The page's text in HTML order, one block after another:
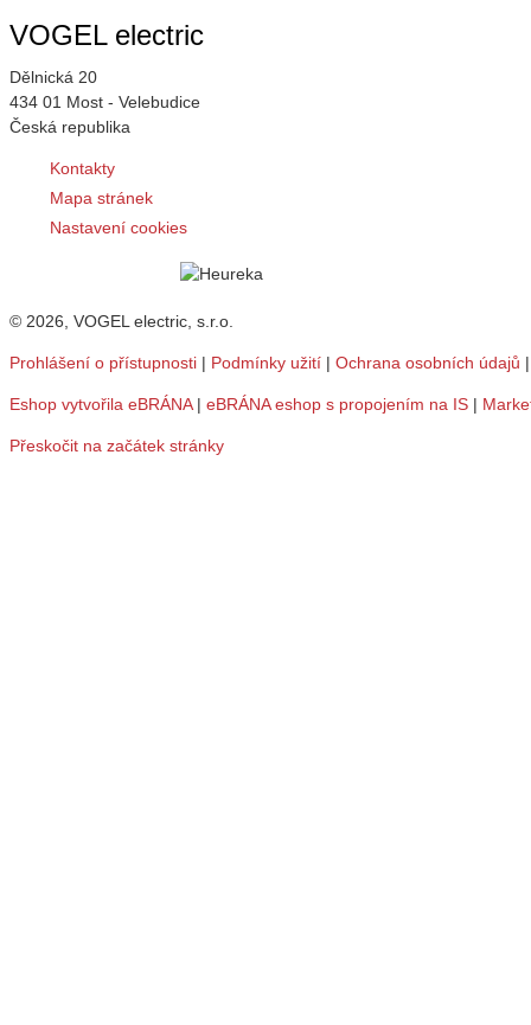
VOGEL electric
Dělnická 20
434 01 Most - Velebudice
Česká republika
Kontakty
Mapa stránek
Nastavení cookies
© 2026, VOGEL electric, s.r.o.
Prohlášení o přístupnosti | Podmínky užití | Ochrana osobních údajů
Eshop vytvořila eBRÁNA| eBRÁNA eshop s propojením na IS |
Přeskočit na začátek stránky